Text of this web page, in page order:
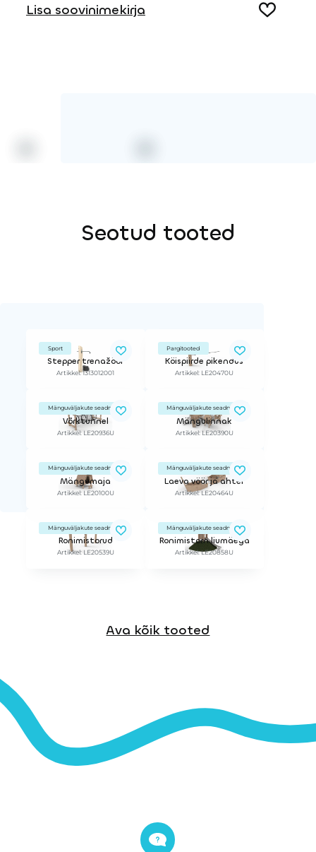
Lisa soovinimekirja
Seotud tooted
Sport
Stepper trenažöör
Artikkel: 1313012001
Pargitooted
Köispiirde pikendus
Artikkel: LE20470U
Mänguväljakute seadmed
Võrktunnel
Artikkel: LE20936U
Mänguväljakute seadmed
Mängulinnak
Artikkel: LE20390U
Mänguväljakute seadmed
Mängumaja
Artikkel: LE20100U
Mänguväljakute seadmed
Laeva vöör ja ahter
Artikkel: LE20464U
Mänguväljakute seadmed
Ronimistorud
Artikkel: LE20539U
Mänguväljakute seadmed
Ronimistorn liumäega
Artikkel: LE20858U
Ava kõik tooted